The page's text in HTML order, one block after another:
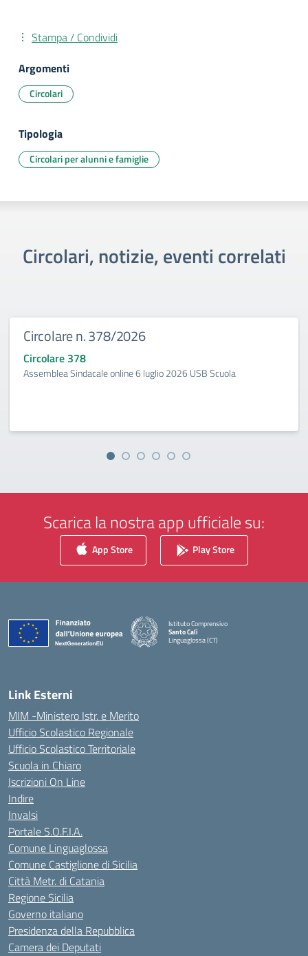
Stampa / Condividi
Argomenti
Circolari
Tipologia
Circolari per alunni e famiglie
Circolari, notizie, eventi correlati
Circolare n. 378/2026
Circolare 378
Assemblea Sindacale online 6 luglio 2026 USB Scuola
Scarica la nostra app ufficiale su:
App Store Play Store
Istituto Comprensivo
Santo Calì
Linguaglossa (CT)
— Visita la pagina iniziale della scuola
Link Esterni
MIM -Ministero Istr. e Merito
Ufficio Scolastico Regionale
Ufficio Scolastico Territoriale
Scuola in Chiaro
Iscrizioni On Line
Indire
Invalsi
Portale S.O.F.I.A.
Comune Linguaglossa
Comune Castiglione di Sicilia
Città Metr. di Catania
Regione Sicilia
Governo italiano
Presidenza della Repubblica
Camera dei Deputati